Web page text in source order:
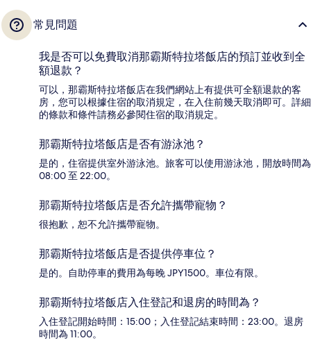
常見問題
我是否可以免費取消那霸斯特拉塔飯店的預訂並收到全
額退款？
可以，那霸斯特拉塔飯店在我們網站上有提供可全額退款的客
房，您可以根據住宿的取消規定，在入住前幾天取消即可。詳細
的條款和條件請務必參閱住宿的取消規定。
那霸斯特拉塔飯店是否有游泳池？
是的，住宿提供室外游泳池。旅客可以使用游泳池，開放時間為
08:00 至 22:00。
那霸斯特拉塔飯店是否允許攜帶寵物？
很抱歉，恕不允許攜帶寵物。
那霸斯特拉塔飯店是否提供停車位？
是的。自助停車的費用為每晚 JPY1500。車位有限。
那霸斯特拉塔飯店入住登記和退房的時間為？
入住登記開始時間：15:00；入住登記結束時間：23:00。退房
時間為 11:00。